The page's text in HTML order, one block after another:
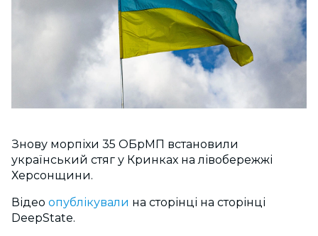
Знову морпіхи 35 ОБрМП встановили
український стяг у Кринках на лівобережжі
Херсонщини.
Відео опублікували на сторінці на сторінці
DeepState.